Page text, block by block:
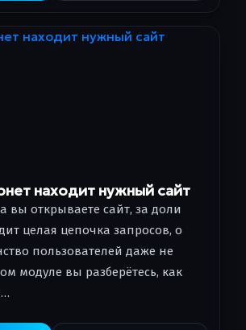
находит нужный сайт
вы открываете сайт, за доли
целая цепочка запросов, о
пользователей даже не
модуле вы разберётесь, как